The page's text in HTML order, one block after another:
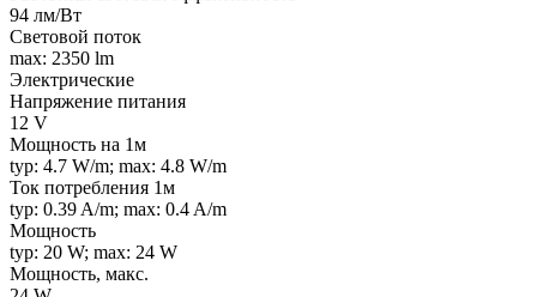
94 лм/Вт
Световой поток
max: 2350 lm
Электрические
Напряжение питания
12 V
Мощность на 1м
typ: 4.7 W/m; max: 4.8 W/m
Ток потребления 1м
typ: 0.39 A/m; max: 0.4 A/m
Мощность
typ: 20 W; max: 24 W
Мощность, макс.